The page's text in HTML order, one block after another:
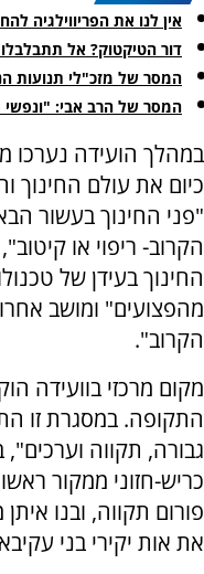
אין לנו את הפריווילגיה
דור הטיקטוק? אל
המסר של מזכ"לי תנועות
המסר של הרב אבי:
במהלך הועידה נערכו
כיום את עולם החינוך
"פני החינוך בעשור
הקרוב- ריפוי או
החינוך בעידן של
מהפצועים" ומושב
הקרוב".
מקום מרכזי בוועידה
התקופה. במסגרת זו
גבורה, תקווה
כריש-חזוני ממקור
פורום תקווה, ובנו
את אות יקירי בני